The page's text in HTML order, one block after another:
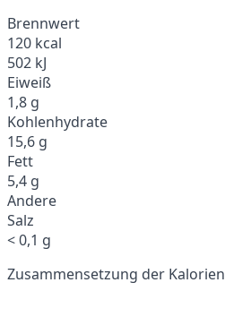
Brennwert
120 kcal
502 kJ
Eiweiß
1,8 g
Kohlenhydrate
15,6 g
Fett
5,4 g
Andere
Salz
< 0,1 g
Zusammensetzung der Kalorien